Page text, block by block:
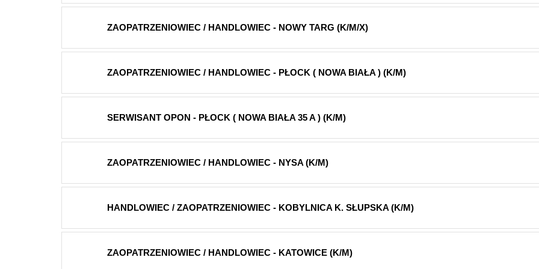
ZAOPATRZENIOWIEC / HANDLOWIEC - NOWY TARG (K/M/X)
ZAOPATRZENIOWIEC / HANDLOWIEC - PŁOCK ( NOWA BIAŁA ) (K/M)
SERWISANT OPON - PŁOCK ( NOWA BIAŁA 35 A ) (K/M)
ZAOPATRZENIOWIEC / HANDLOWIEC - NYSA (K/M)
HANDLOWIEC / ZAOPATRZENIOWIEC - KOBYLNICA K. SŁUPSKA (K/M)
ZAOPATRZENIOWIEC / HANDLOWIEC - KATOWICE (K/M)